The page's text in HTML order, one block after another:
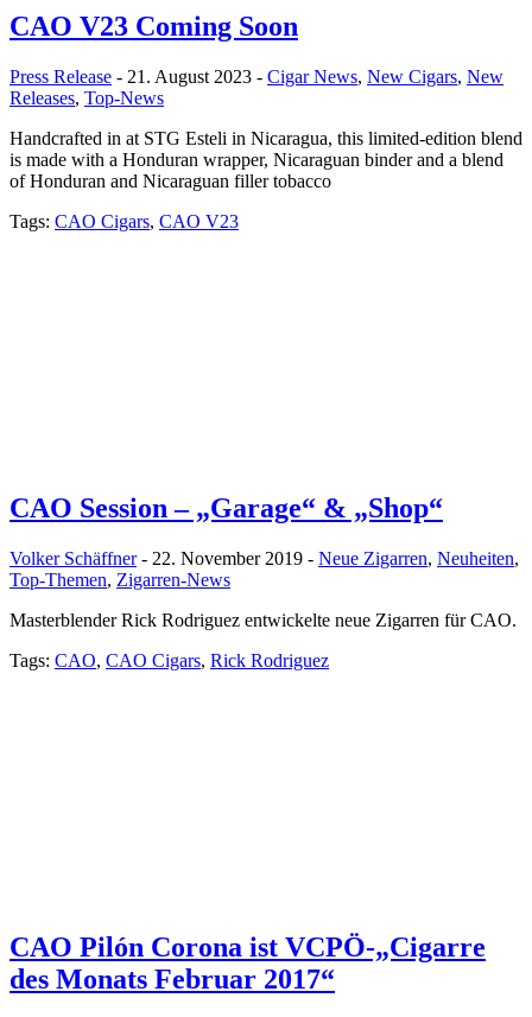
CAO V23 Coming Soon
Press Release - 21. August 2023 - Cigar News, New Cigars, New
Releases, Top-News
Handcrafted in at STG Esteli in Nicaragua, this limited-edition blend
is made with a Honduran wrapper, Nicaraguan binder and a blend
of Honduran and Nicaraguan filler tobacco
Tags: CAO Cigars, CAO V23
CAO Session – „Garage“ & „Shop“
Volker Schäffner - 22. November 2019 - Neue Zigarren, Neuheiten,
Top-Themen, Zigarren-News
Masterblender Rick Rodriguez entwickelte neue Zigarren für CAO.
Tags: CAO, CAO Cigars, Rick Rodriguez
CAO Pilón Corona ist VCPÖ-„Cigarre
des Monats Februar 2017“